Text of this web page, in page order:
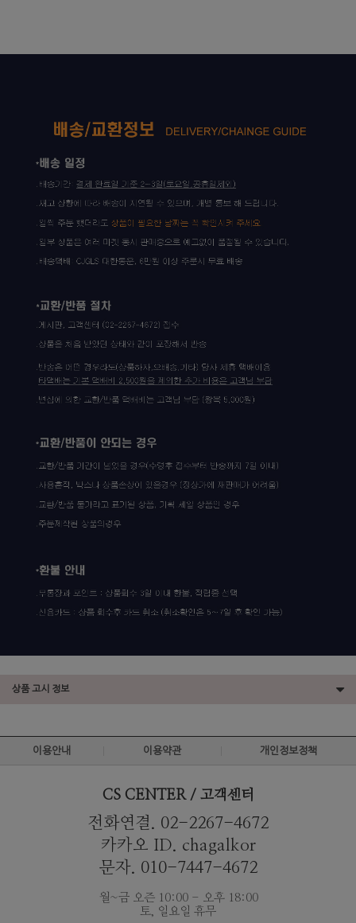
상품 고시 정보
이용안내 이용약관 개인정보정책
CS CENTER / 고객센터
전화연결. 02-2267-4672
카카오 ID. chagalkor
문자. 010-7447-4672
월~금 오즌 10:00 - 오후 18:00
토, 일요일 휴무